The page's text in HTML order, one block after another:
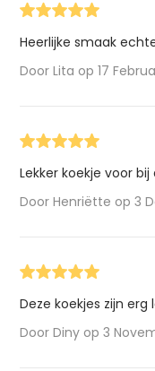
Heerlijke smaak
Door Lita op 17
Lekker koekje voor
Door Henriëtte op 3
Deze koekjes zijn erg
Door Diny op 3